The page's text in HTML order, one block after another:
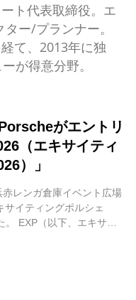
ト代表取締役。エ
ー/プランナー。
て、2013年に独
が得意分野。
がエントリ
（エキサイティ
）」
レンガ倉庫イベント広場
サイティングポルシェ
EXP（以下、エキサイ
2007年より年1回のペー
年は19回目にあた
のイベントのなかでも、
れているケースは少な